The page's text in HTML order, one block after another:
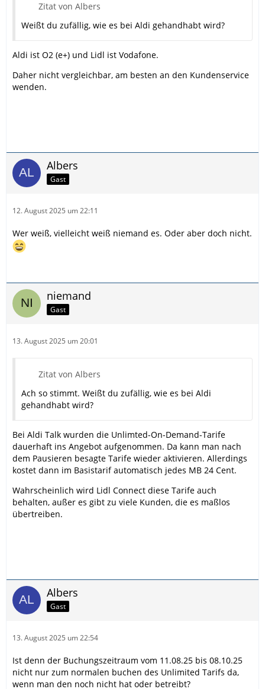
Zitat von Albers
Weißt du zufällig, wie es bei Aldi gehandhabt wird?
Aldi ist O2 (e+) und Lidl ist Vodafone.
Daher nicht vergleichbar, am besten an den Kundenservice
wenden.
Albers
Gast
12. August 2025 um 22:11
Wer weiß, vielleicht weiß niemand es. Oder aber doch nicht.
niemand
Gast
13. August 2025 um 20:01
Zitat von Albers
Ach so stimmt. Weißt du zufällig, wie es bei Aldi
gehandhabt wird?
Bei Aldi Talk wurden die Unlimted-On-Demand-Tarife
dauerhaft ins Angebot aufgenommen. Da kann man nach
dem Pausieren besagte Tarife wieder aktivieren. Allerdings
kostet dann im Basistarif automatisch jedes MB 24 Cent.
Wahrscheinlich wird Lidl Connect diese Tarife auch
behalten, außer es gibt zu viele Kunden, die es maßlos
übertreiben.
Albers
Gast
13. August 2025 um 22:54
Ist denn der Buchungszeitraum vom 11.08.25 bis 08.10.25
nicht nur zum normalen buchen des Unlimited Tarifs da,
wenn man den noch nicht hat oder betreibt?